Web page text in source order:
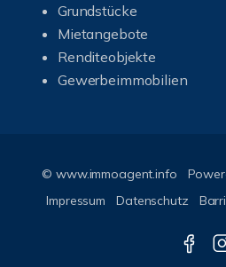
Grundstücke
Mietangebote
Renditeobjekte
Gewerbeimmobilien
© www.immoagent.info
Impressum
Datenschutz